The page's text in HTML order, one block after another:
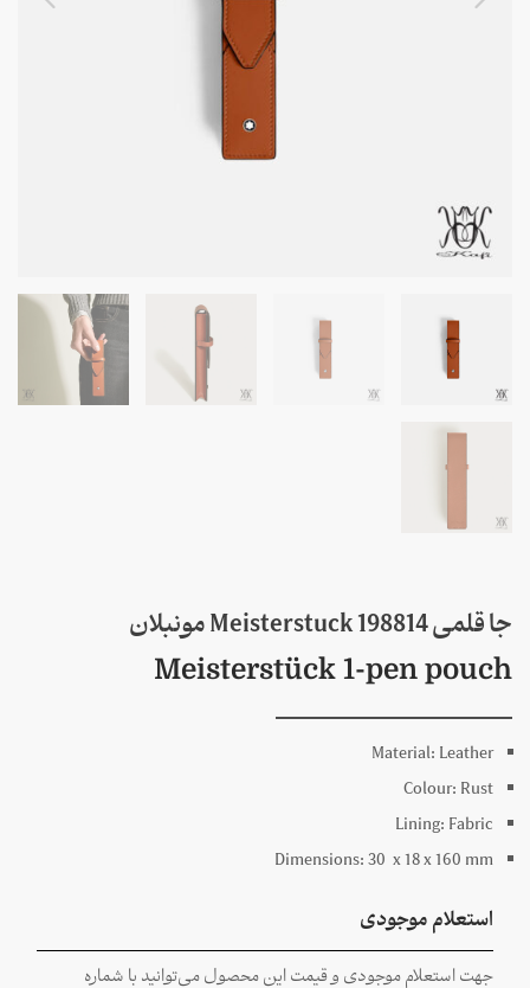
جا قلمی 198814 Meisterstuck مونبلان
Meisterstück 1-pen pouch
Material: Leather
Colour: Rust
Lining: Fabric
Dimensions:30 x18 x160 mm
استعلام موجودی
جهت استعلام موجودی و قیمت این محصول می‌توانید با شماره